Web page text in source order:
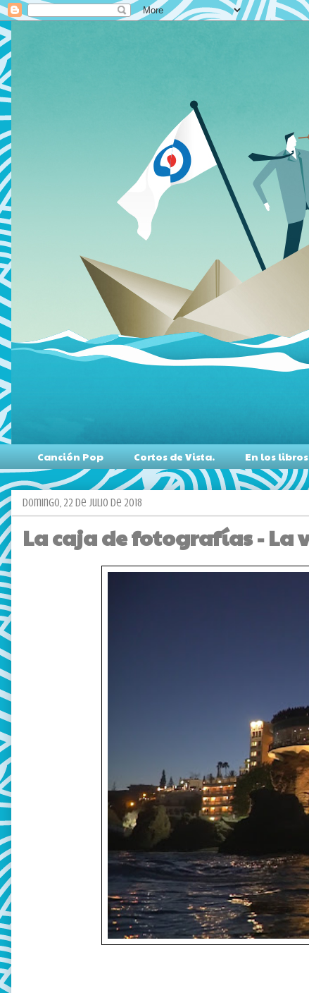
Canción Pop Cortos de Vista. En los
domingo, 22 de julio de 2018
La caja de fotografías - La